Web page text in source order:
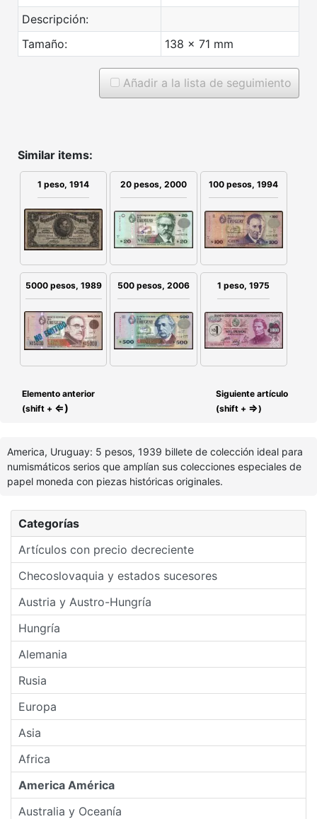
Categorías
Artículos con precio decreciente
Checoslovaquia y estados sucesores
Austria y Austro-Hungría
Hungría
Alemania
Rusia
Europa
Asia
Africa
America América
Australia y Oceanía
Descripción:
Tamaño:
138 x 71 mm
Añadir a la lista de seguimiento
Similar items:
1 peso, 1914 20 pesos, 2000 100 pesos, 1994
5000 pesos, 1989 500 pesos, 2006 1 peso, 1975
Elemento anterior
(shift + ⇐)
Siguiente artículo
(shift + ⇒)
America, Uruguay: 5 pesos, 1939 billete de colección ideal para
numismáticos serios que amplían sus colecciones especiales de
papel moneda con piezas históricas originales.